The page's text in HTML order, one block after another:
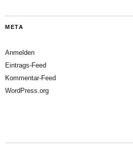
META
Anmelden
Eintrags-Feed
Kommentar-Feed
WordPress.org